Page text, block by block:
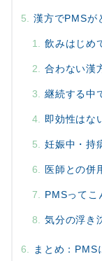
漢方でPMSが
飲みはじめ
合わない漢
継続する中
即効性はな
妊娠中・持
医師との併
PMSってこ
気分の浮き
まとめ：PMS